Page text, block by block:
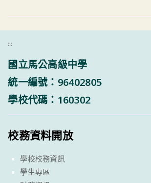
:::
國立馬公高級中學
統一編號：96402805
學校代碼：160302
校務資料開放
學校校務資訊
學生專區